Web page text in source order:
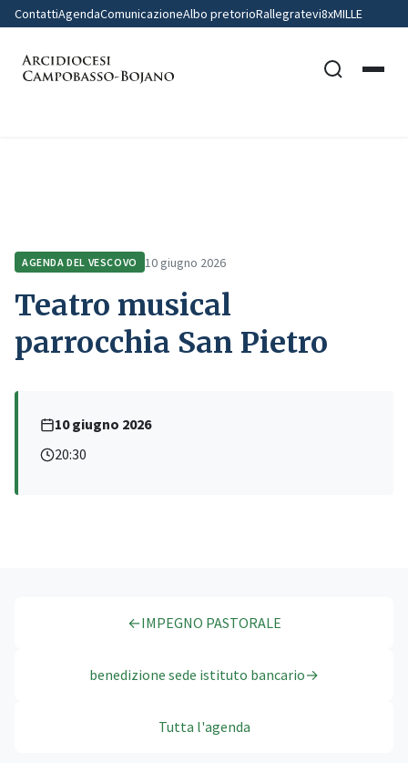
ContattiAgendaComunicazioneAlbo pretorioRallegratevi8xMILLE
AGENDA DEL VESCOVO 10 giugno 2026
Teatro musical
parrocchia San Pietro
10 giugno 2026
20:30
←IMPEGNO PASTORALE
benedizione sede istituto bancario→
Tutta l'agenda